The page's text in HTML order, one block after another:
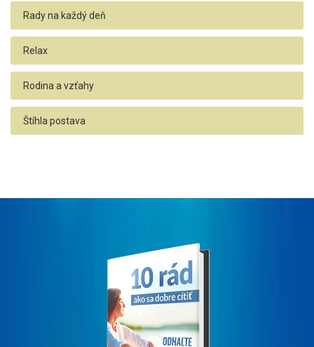
Rady na každý deň
Relax
Rodina a vzťahy
Štíhla postava